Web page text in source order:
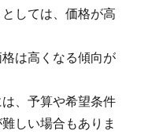
しては、価格が高
は高くなる傾向が
、予算や希望条件
しい場合もありま